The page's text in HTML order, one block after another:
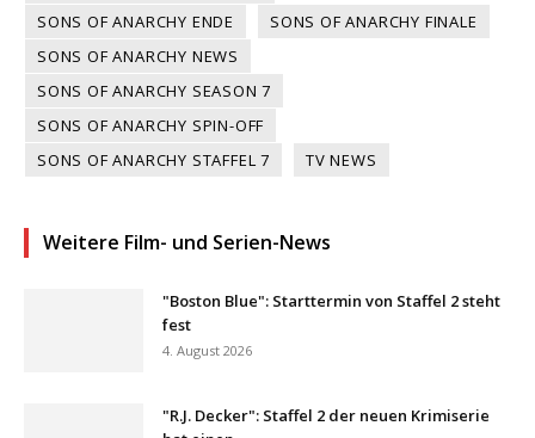
SONS OF ANARCHY ENDE
SONS OF ANARCHY FINALE
SONS OF ANARCHY NEWS
SONS OF ANARCHY SEASON 7
SONS OF ANARCHY SPIN-OFF
SONS OF ANARCHY STAFFEL 7
TV NEWS
Weitere Film- und Serien-News
"Boston Blue": Starttermin von Staffel 2 steht
fest
4. August 2026
"R.J. Decker": Staffel 2 der neuen Krimiserie